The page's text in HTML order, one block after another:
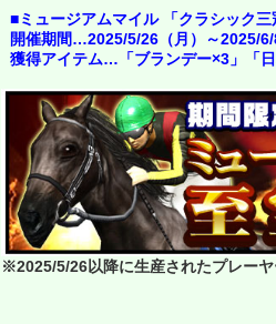
■ミュージアムマイル 「クラシック
開催期間…2025/5/26（月）～2025/6/
獲得アイテム…「ブランデー×3」「
※2025/5/26以降に生産されたプレーヤ